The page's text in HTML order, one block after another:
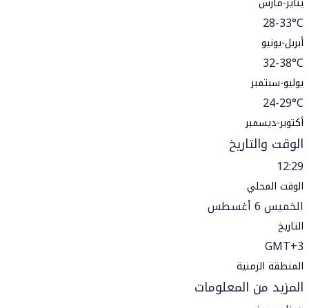
28-33°C
أبريل-يونيو
32-38°C
يوليو-سبتمبر
24-29°C
أكتوبر-ديسمبر
الوقت والتاريخ
12:29
الوقت المحلي
الخميس 6 أغسطس
التاريخ
GMT+3
المنطقة الزمنية
المزيد من المعلومات